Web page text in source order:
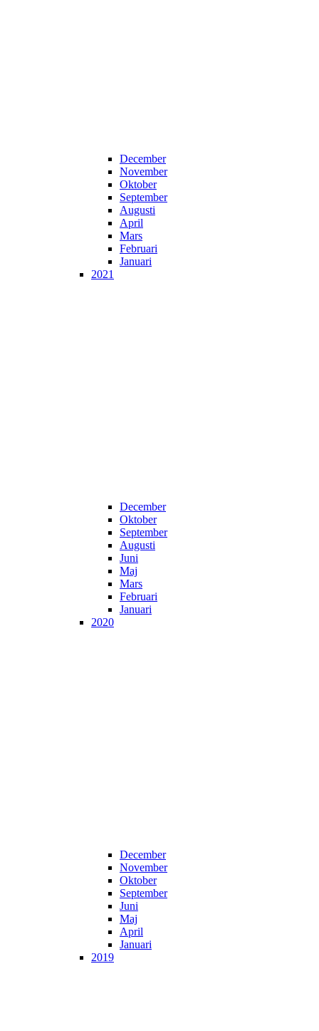
December
November
Oktober
September
Augusti
April
Mars
Februari
Januari
2021
December
Oktober
September
Augusti
Juni
Maj
Mars
Februari
Januari
2020
December
November
Oktober
September
Juni
Maj
April
Januari
2019